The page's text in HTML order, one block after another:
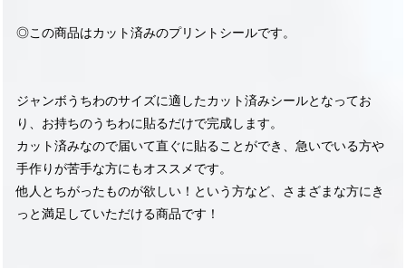
◎この商品はカット済みのプリントシールです。
ジャンボうちわのサイズに適したカット済みシールとなってお
り、お持ちのうちわに貼るだけで完成します。
カット済みなので届いて直ぐに貼ることができ、急いでいる方や
手作りが苦手な方にもオススメです。
他人とちがったものが欲しい！という方など、さまざまな方にき
っと満足していただける商品です！